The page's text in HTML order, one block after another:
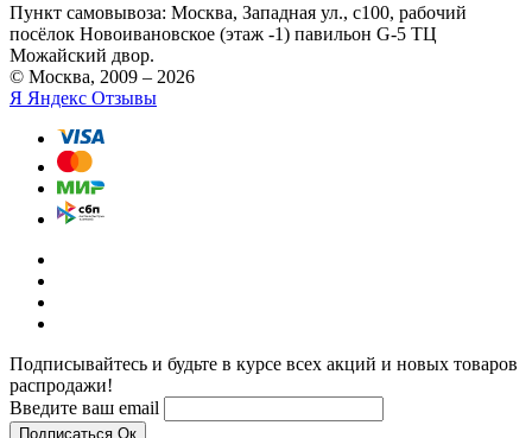
Пункт самовывоза: Москва, Западная ул., с100, рабочий
посёлок Новоивановское (этаж -1) павильон G-5 ТЦ
Можайский двор.
© Москва, 2009 – 2026
Я Яндекс Отзывы
Подписывайтесь и будьте в курсе всех акций и новых товаров
распродажи!
Введите ваш email
Подписаться Ок